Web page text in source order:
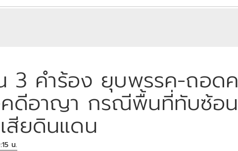
3 คำร้อง ยุบพรรค-ถอดค
ดีอาญา กรณีพื้นที่ทับซ้อน
สียดินแดน
น.